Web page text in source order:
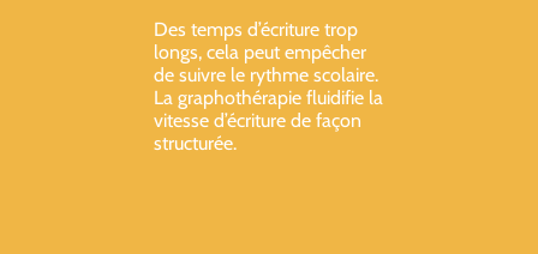
Des temps d’écriture trop
longs, cela peut empêcher
de suivre le rythme scolaire.
La graphothérapie fluidifie la
vitesse d’écriture de façon
structurée.